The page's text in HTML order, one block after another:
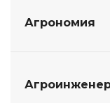
Агрономия